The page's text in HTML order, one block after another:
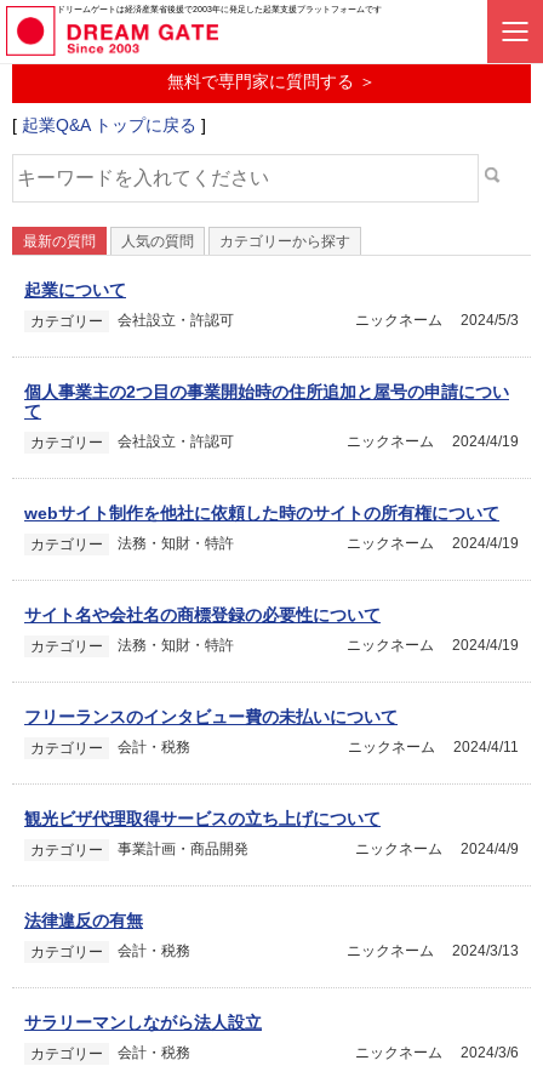
ドリームゲートは経済産業省後援で2003年に発足した起業支援プラットフォームです
起業に関するみんなの質問投稿サービス
起業Q&A
無料で専門家に質問する ＞
[ 起業Q&A トップに戻る ]
最新の質問 人気の質問 カテゴリーから探す
起業について
カテゴリー 会社設立・許認可 2024/5/3
ニックネーム
個人事業主の2つ目の事業開始時の住所追加と屋号の申請につい
て
カテゴリー 会社設立・許認可 2024/4/19
ニックネーム
webサイト制作を他社に依頼した時のサイトの所有権について
カテゴリー 法務・知財・特許 2024/4/19
ニックネーム
サイト名や会社名の商標登録の必要性について
カテゴリー 法務・知財・特許 2024/4/19
ニックネーム
フリーランスのインタビュー費の未払いについて
カテゴリー 会計・税務 2024/4/11
ニックネーム
観光ビザ代理取得サービスの立ち上げについて
カテゴリー 事業計画・商品開発 2024/4/9
ニックネーム
法律違反の有無
カテゴリー 会計・税務 2024/3/13
ニックネーム
サラリーマンしながら法人設立
カテゴリー 会計・税務 2024/3/6
ニックネーム